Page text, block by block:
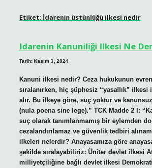
Etiket: İdarenin üstünlüğü ilkesi nedir
Idarenin Kanuniliği Ilkesi Ne
Tarih: Kasım 3, 2024
Kanuni ilkesi nedir? Ceza hukukunun
sıralanırken, hiç şüphesiz “yasallık” ilkesi
alır. Bu ilkeye göre, suç yoktur ve
(nula poena sine lege).” TCK Madde 2 I:
suç olarak tanımlanmamış bir eylemden
cezalandırılamaz ve güvenlik tedbiri
ilkeleri nelerdir? Anayasamıza göre
şekilde sıralayabiliriz: Üniter devlet ilkesi
milliyetçiliğine bağlı devlet ilkesi